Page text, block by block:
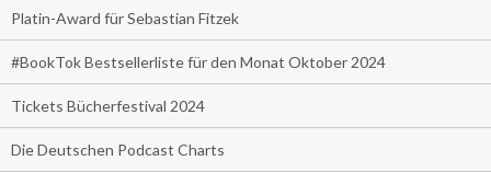
Platin-Award für Sebastian Fitzek
#BookTok Bestsellerliste für den Monat Oktober 2024
Tickets Bücherfestival 2024
Die Deutschen Podcast Charts